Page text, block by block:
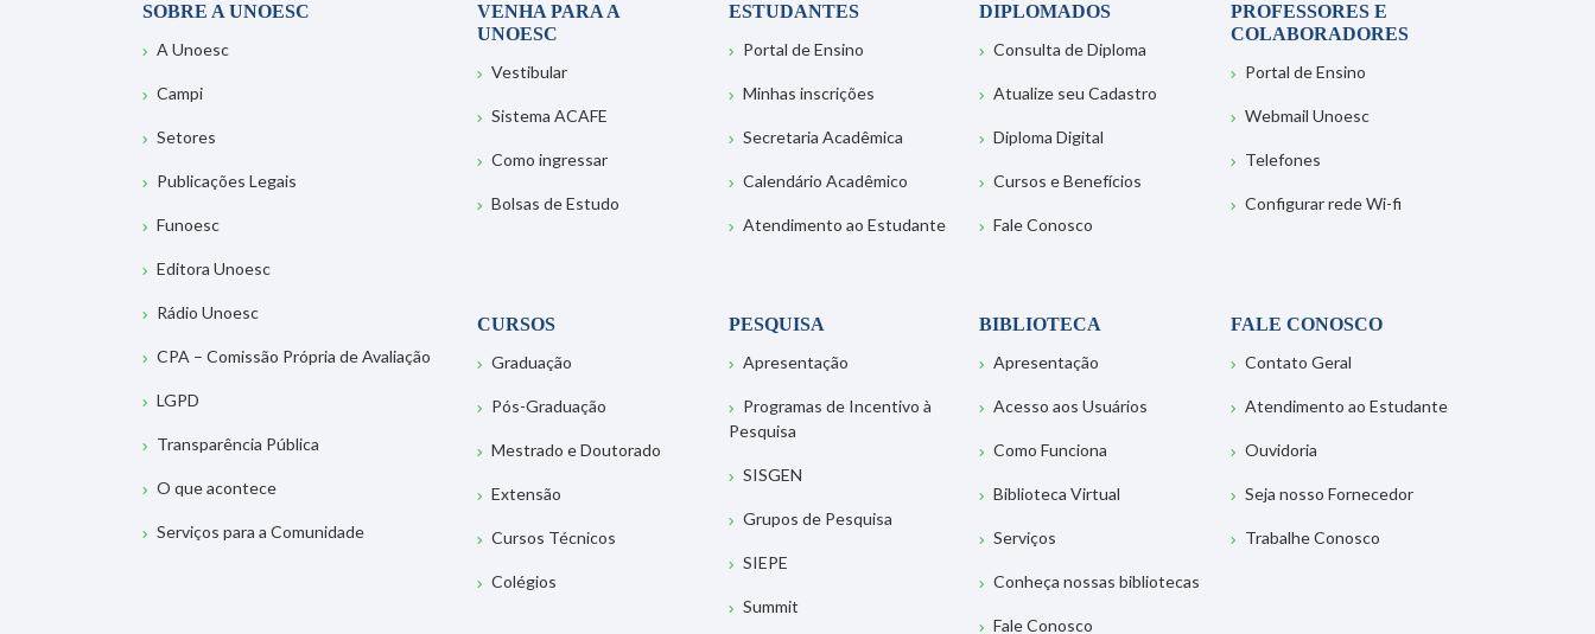
SOBRE A UNOESC
A Unoesc
Campi
Setores
Publicações Legais
Funoesc
Editora Unoesc
Rádio Unoesc
CPA – Comissão Própria de Avaliação
LGPD
Transparência Pública
O que acontece
Serviços para a Comunidade
VENHA PARA A
UNOESC
Vestibular
Sistema ACAFE
Como ingressar
Bolsas de Estudo
ESTUDANTES
Portal de Ensino
Minhas inscrições
Secretaria Acadêmica
Calendário Acadêmico
Atendimento ao Estudante
DIPLOMADOS
Consulta de Diploma
Atualize seu Cadastro
Diploma Digital
Cursos e Benefícios
Fale Conosco
PROFESSORES E
COLABORADORES
Portal de Ensino
Webmail Unoesc
Telefones
Configurar rede Wi-fi
CURSOS
Graduação
Pós-Graduação
Mestrado e Doutorado
Extensão
Cursos Técnicos
Colégios
PESQUISA
Apresentação
Programas de Incentivo à
Pesquisa
SISGEN
Grupos de Pesquisa
SIEPE
Summit
BIBLIOTECA
Apresentação
Acesso aos Usuários
Como Funciona
Biblioteca Virtual
Serviços
Conheça nossas bibliotecas
Fale Conosco
FALE CONOSCO
Contato Geral
Atendimento ao Estudante
Ouvidoria
Seja nosso Fornecedor
Trabalhe Conosco